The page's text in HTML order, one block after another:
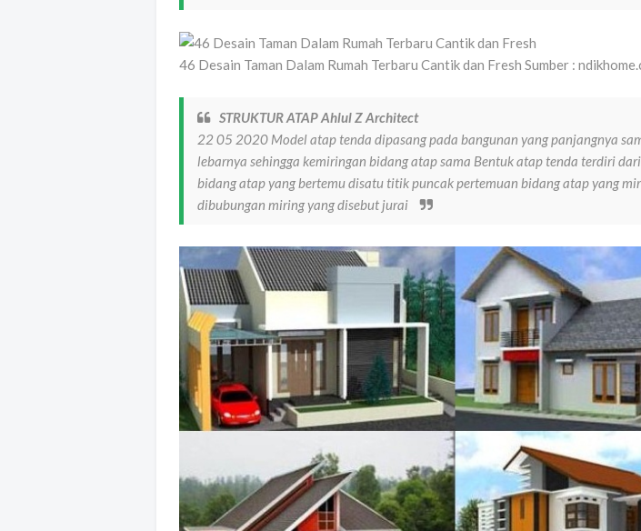
46 Desain Taman Dalam Rumah Terbaru Cantik dan Fresh Sumber :
STRUKTUR ATAP Ahlul Z Architect
22 05 2020 Model atap tenda dipasang pada bangunan yang panjangnya
lebarnya sehingga kemiringan bidang atap sama Bentuk atap tenda terdiri
bidang atap yang bertemu disatu titik puncak pertemuan bidang atap yang
dibubungan miring yang disebut jurai